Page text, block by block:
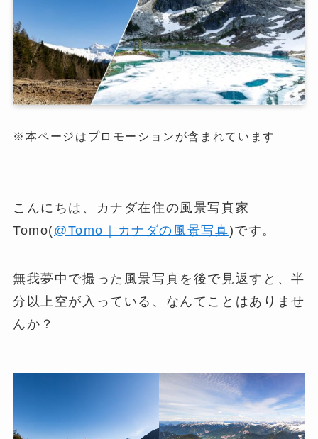
※本ページはプロモーションが含まれています
こんにちは、カナダ在住の風景写真家
Tomo(@Tomo｜カナダの風景写真)です。
無我夢中で撮った風景写真を後で見返すと、半
分以上空が入っている、なんてことはありませ
んか？